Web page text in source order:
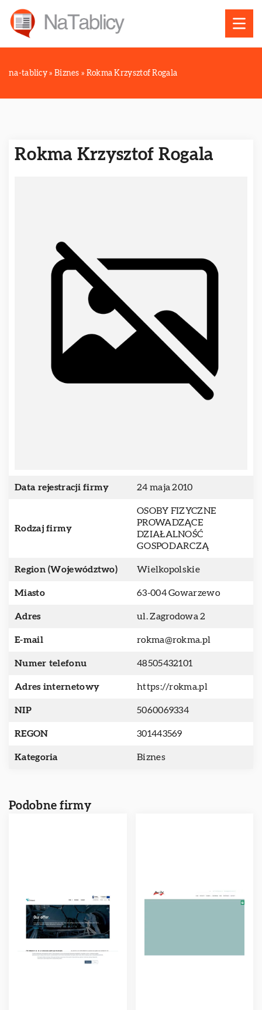
na-tablicy » Biznes » Rokma Krzysztof Rogala
Rokma Krzysztof Rogala
Data rejestracji firmy 24 maja 2010
Rodzaj firmy
OSOBY FIZYCZNE
PROWADZĄCE
DZIAŁALNOŚĆ
GOSPODARCZĄ
Region (Województwo) Wielkopolskie
Miasto 63-004 Gowarzewo
Adres ul. Zagrodowa 2
E-mail rokma@rokma.pl
Numer telefonu 48505432101
Adres internetowy https://rokma.pl
NIP 5060069334
REGON 301443569
Kategoria Biznes
Podobne firmy